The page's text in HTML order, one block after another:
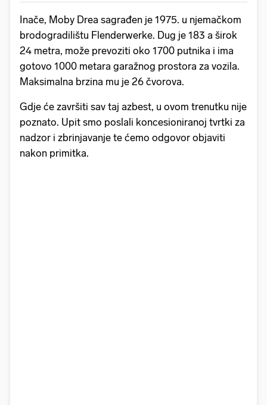
Inače, Moby Drea sagrađen je 1975. u njemačkom
brodogradilištu Flenderwerke. Dug je 183 a širok
24 metra, može prevoziti oko 1700 putnika i ima
gotovo 1000 metara garažnog prostora za vozila.
Maksimalna brzina mu je 26 čvorova.
Gdje će završiti sav taj azbest, u ovom trenutku nije
poznato. Upit smo poslali koncesioniranoj tvrtki za
nadzor i zbrinjavanje te ćemo odgovor objaviti
nakon primitka.